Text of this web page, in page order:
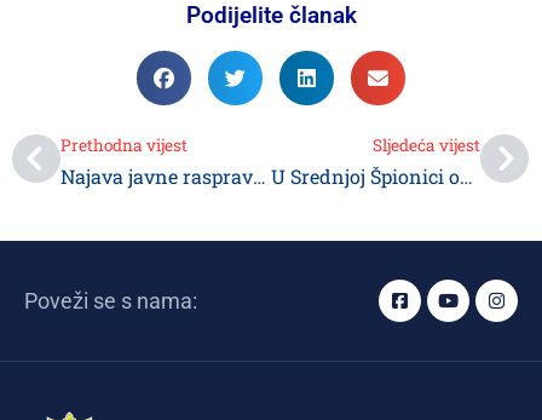
Podijelite članak
Prethodna vijest
Najava javne rasprave o nacrtu Zakona o javno-privatnom partnerstvu i nacrtu Odluke o radnom vremenu objekata u oblasti trgovine, ugostiteljstva, zanatstva i uslužnih djelatnosti
Sljedeća vijest
U Srednjoj Špionici održana tradicionalna manifestacija “Dani kruha i plodova zemlje”
Poveži se s nama: